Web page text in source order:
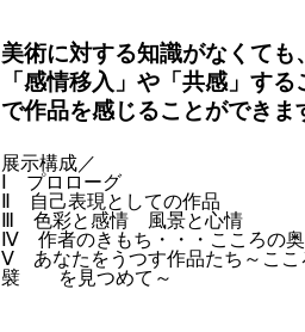
美術に対する知識がなくても
「感情移入」や「共感」する
で作品を感じることができま
展示構成／
Ⅰ プロローグ
Ⅱ 自己表現としての作品
Ⅲ 色彩と感情 風景と心情
Ⅳ 作者のきもち・・・こころの
Ⅴ あなたをうつす作品たち～ここ
襞 を見つめて～